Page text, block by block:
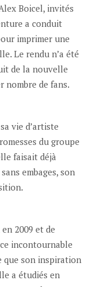
Boicel, invités
a conduit
imprimer une
Le rendu n’a été
de la nouvelle
nombre de fans.
vie d’artiste
du groupe
faisait déjà
embages, son
2009 et de
incontournable
que son inspiration
a étudiés en